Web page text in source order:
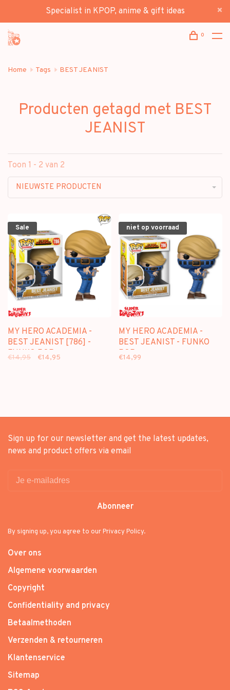
Specialist in KPOP, anime & gift ideas
0
Home Tags BEST JEANIST
Producten getagd met BEST
JEANIST
Toon 1 - 2 van 2
NIEUWSTE PRODUCTEN
Sale
MY HERO ACADEMIA -
BEST JEANIST [786] -
FUNKO POP
€14,95 €14,95
niet op voorraad
MY HERO ACADEMIA -
BEST JEANIST - FUNKO
POP
€14,99
Sign up for our newsletter and get the latest updates,
news and product offers via email
Abonneer
By signing up, you agree to our Privacy Policy.
Over ons
Algemene voorwaarden
Copyright
Confidentiality and privacy
Betaalmethoden
Verzenden & retourneren
Klantenservice
Sitemap